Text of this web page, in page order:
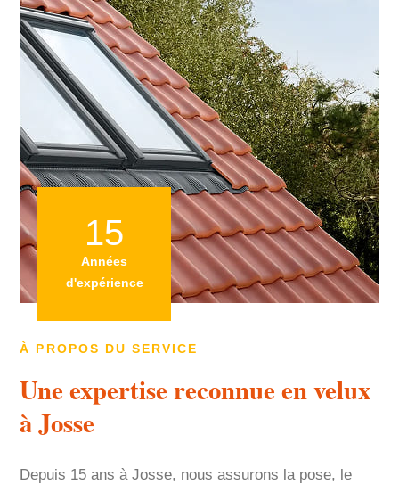
À PROPOS DU SERVICE
Une expertise reconnue en velux
à Josse
Depuis 15 ans à Josse, nous assurons la pose, le
15
Années
d'expérience